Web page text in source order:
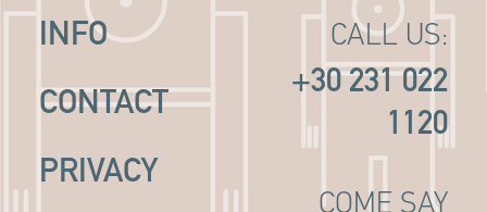
INFO
CONTACT
PRIVACY
CALL US:
+30 231 022
1120
COME SAY